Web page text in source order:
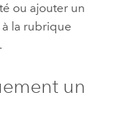
ou ajouter un
la rubrique
.
un